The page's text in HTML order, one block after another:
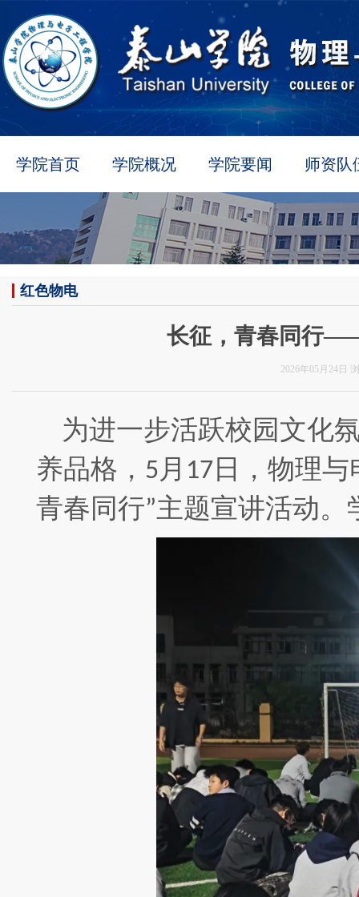
学院首页 学院概况 学院要闻 师资队
红色物电
长征，青春同行
2026年05月24日
为进一步活跃校园文化
养品格， 5 月 17 日，物理
青春同行”主题宣讲活动。